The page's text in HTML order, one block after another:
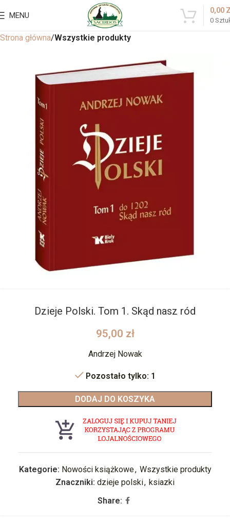
MENU
0
0,00
Strona główna Wszystkie produkty
Dzieje Polski. Tom 1. Skąd nasz ród
95,00 zł
Andrzej Nowak
Pozostało tylko: 1
DODAJ DO KOSZYKA
Kategorie: Nowości książkowe, Wszystkie produkty
Znaczniki: dzieje polski, ksiazki
Share: